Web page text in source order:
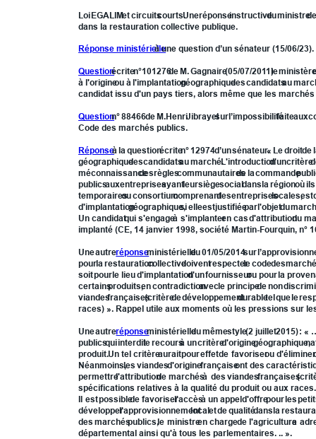
LoiEGALIMetcircuitscourts.Uneréponseinstructiveduministrede
dans la restauration collective publique.
Réponse ministérielle à une question d’un sénateur (15/06/23).
Questionécriten°101276deM.Gagnaire(05/07/2011)le
à l'origineou àl'implantationgéographiquedescandidatsau
candidat issu d'un pays tiers, alors même que les
Questionn°88466deM.HenriJibrayelsurl’impossibilitéfaiteaux
Code des marchés publics.
Réponseàlaquestionécriten° 12974d’unsénateur.« Ledroitde
géographiquedescandidatsaumarché.L'introductiond'uncritère
méconnaissance
desrèglescommunautaires
delacommande
publicsauxentreprisesayantleursiègesocialdanslarégionoùils
temporairesouconsortiumcomprenantdesentrepriseslocales,est
d'implantationgéographique,
sielleestjustifiéeparl'objetdu
Un candidatqui s'engageà s'implanteren casd'attributiondu
implanté (CE, 14 janvier 1998, société Martin-Fourquin, n°
Uneautreréponseministérielledu01/05/2014sur
pourla restaurationcollectivedoiventrespecter
lecodedes
soitpourle lieud'implantationd'unfournisseurou pourla
certainsproduits,encontradictionavecle principedenon
viandesfrançaises(critèrededéveloppementdurabletelquele
races) ». Rappel utile aux moments où les pressions sur
Uneautreréponseministérielledumêmestyle(2 juillet2015): «
publicsquiinterditlerecours
à uncritèred'originegéographique,
produit.Un tel critèreauraitpoureffetde favoriserou d'éliminer
Néanmoins,les viandesd'originefrançaiseont des
permettrel'attributionde marchésà des viandesfrançaises
spécifications relatives à la qualité du produit ou aux
Il estpossiblede favoriserl'accèsà un appeld'offrepourles
développerl'approvisionnementlocaletdequalitédansla
des marchéspublics,le ministreen chargede l'agriculture
a
départemental ainsi qu'à tous les parlementaires. .. ».